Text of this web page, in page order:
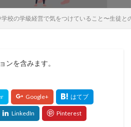
学校の学級経営で気をつけていること〜生徒と
ンを含みます。